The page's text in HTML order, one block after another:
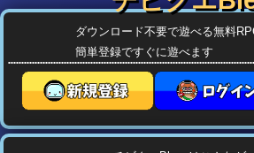
ダウンロード不要で遊べる無料
簡単登録ですぐに遊べます